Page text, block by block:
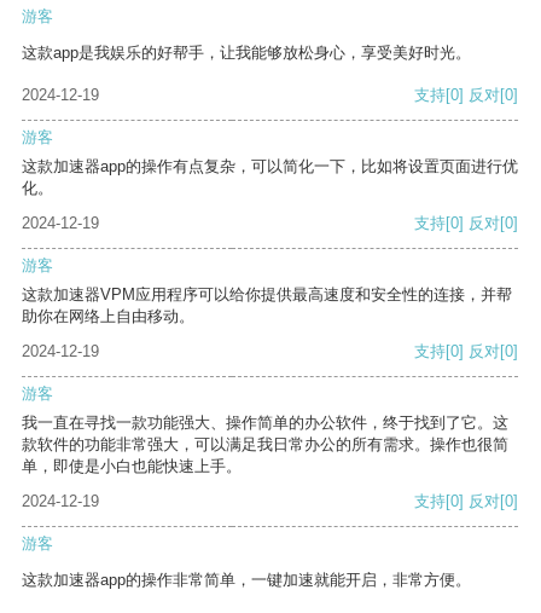
游客
这款app是我娱乐的好帮手，让我能够放松身心，享受美好时光。
2024-12-19 支持[0] 反对[0]
游客
这款加速器app的操作有点复杂，可以简化一下，比如将设置页面进行优
化。
2024-12-19
支持[0] 反对[0]
游客
这款加速器VPM应用程序可以给你提供最高速度和安全性的连接，并帮
助你在网络上自由移动。
2024-12-19
支持[0] 反对[0]
游客
我一直在寻找一款功能强大、操作简单的办公软件，终于找到了它。这
款软件的功能非常强大，可以满足我日常办公的所有需求。操作也很简
单，即使是小白也能快速上手。
2024-12-19
支持[0] 反对[0]
游客
这款加速器app的操作非常简单，一键加速就能开启，非常方便。